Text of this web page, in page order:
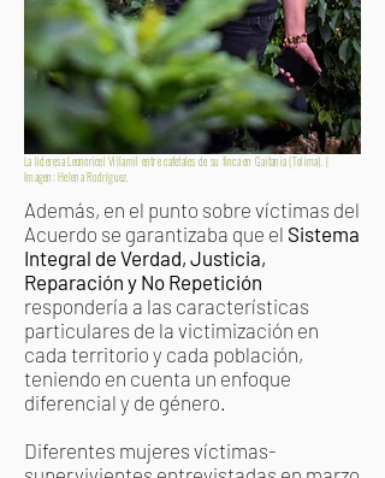
Además, en el punto sobre víctimas del
Acuerdo se garantizaba que el Sistema
Integral de Verdad, Justicia,
Reparación y No Repetición
respondería a las características
particulares de la victimización en
cada territorio y cada población,
teniendo en cuenta un enfoque
diferencial y de género.
Diferentes mujeres víctimas-
La lideresa Leonoricel Villamil entre cafetales de su finca en Gaitania (Tolima). |
Imagen: Helena Rodríguez.